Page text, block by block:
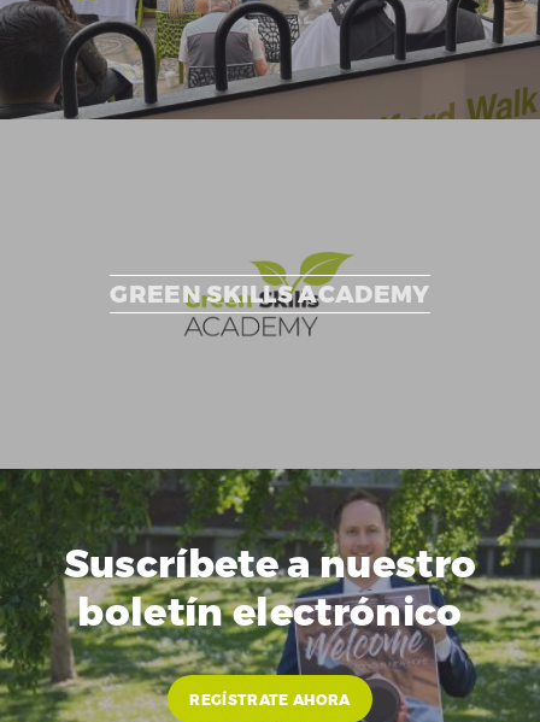
GREEN SKILLS ACADEMY
Suscríbete a nuestro
boletín electrónico
REGÍSTRATE AHORA